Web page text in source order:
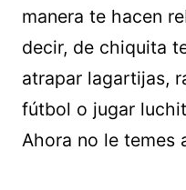
manera te hacen
decir, de chiquita
atrapar lagartijas,
fútbol o jugar
Ahora no le temes